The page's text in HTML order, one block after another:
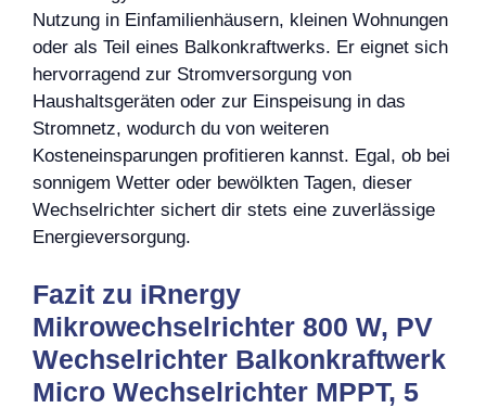
Nutzung in Einfamilienhäusern, kleinen Wohnungen
oder als Teil eines Balkonkraftwerks. Er eignet sich
hervorragend zur Stromversorgung von
Haushaltsgeräten oder zur Einspeisung in das
Stromnetz, wodurch du von weiteren
Kosteneinsparungen profitieren kannst. Egal, ob bei
sonnigem Wetter oder bewölkten Tagen, dieser
Wechselrichter sichert dir stets eine zuverlässige
Energieversorgung.
Fazit zu iRnergy
Mikrowechselrichter 800 W, PV
Wechselrichter Balkonkraftwerk
Micro Wechselrichter MPPT, 5